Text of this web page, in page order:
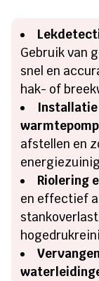
Gebruik van
snel en
hak- of
Installatie
afstellen en
Riolering
en effectief